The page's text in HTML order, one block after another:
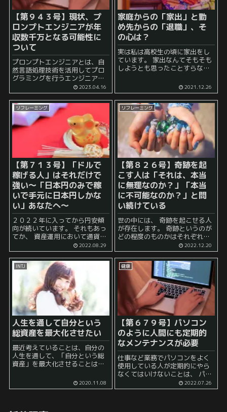
【第９４３号】現状、プ
ロンプトエンジニアが年
収数千万となる可能性に
ついて
プロンプトエンジニアとは、自
然言語処理技術を活用してプロ
グラミングを行うエンジニアの
ことです。かなり近日に作られ
た言葉です。 この分野はまだま
だ発展途上であり、その分野で
の需要は年々増加しています。
そのため、プロンプトエンジ...
2023.04.16
家庭からの「家出」と勤
め先からの「退職」、そ
の心は？
実は私は高校生の頃に家出をし
ています。 家出なんてそもそも
しようとも思ったことすらない
考えている若い人はそこそこい
るようです。 とはいえ、実際の
所、「家出をしたい...
2021.12.26
リフレーミング
【第７１３号】「ドルで
稼げる人」はそれだけで
強い～「日本円のみで稼
いで手元に日本円しかな
い」あなたへ～
２０２２年に入ってから円安傾
向が続いています。 それもあっ
てか、 資産運用において通貨分
けでは価値が目減りしてしまう
のでドルでも運用しよう といっ
た話をよく耳にするようになり
2022.08.29
リフレーミング
【第８２６号】奇跡を起
こす人は「それは、本当
に無理なのか？」「本当
に不可能なのか？」と問
い続けている
世の中には、 奇跡を起こせる人
が存在します。 奇跡というのが
どの程度のものかはそれぞれの
場合によるのでしょうが、 おお
よそ、 「絶対に無理」と言われ
ていたこと や 不可能だと言われ
ていたこと ...
2022.12.20
INTJ
人生を通して自分という
総資産を最大化させたい
最近考えていることは、自分の
人生を通して、「自分という総
資産」を最大化させることはで
産というと、お金を代表とする
金融資本を真っ先に思いつきま
2020.11.08
健康
【第６７９号】パソコン
のように人間にも定期的
なメンテナンスが必要
仕事など業務でパソコンをよく
使用している人が定期的にやら
なくてはいけないことは、 パソ
コンのメンテナンス になりま
す。 例えば、 勤め先の仕事など
2022.07.26